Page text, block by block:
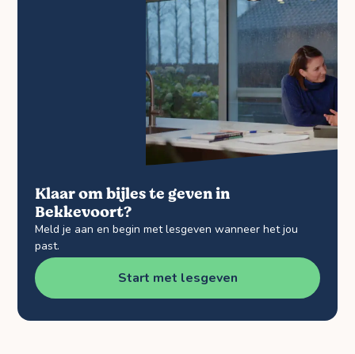
Klaar om bijles te geven in
Bekkevoort?
Meld je aan en begin met lesgeven wanneer het jou
past.
Start met lesgeven